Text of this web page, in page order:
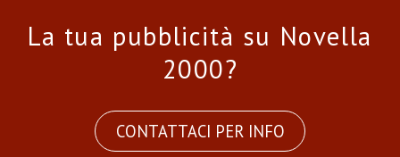
La tua pubblicità su Novella
2000?
CONTATTACI PER INFO